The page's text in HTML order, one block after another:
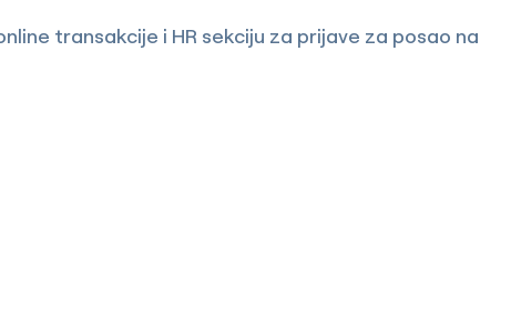
transakcije i HR sekciju za prijave za posao na